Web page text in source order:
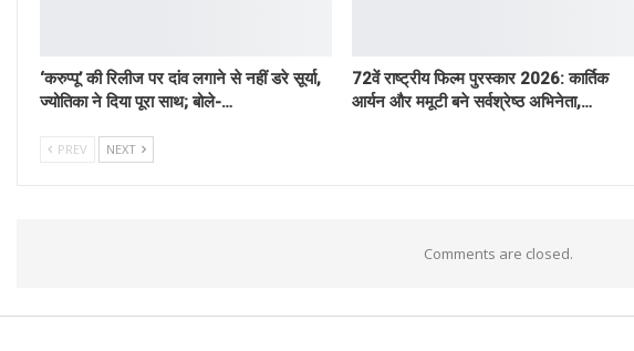
‘करुप्पू’ की रिलीज पर दांव लगाने से नहीं डरे सूर्या,
ज्योतिका ने दिया पूरा साथ; बोले-…
72वें राष्ट्रीय फिल्म पुरस्कार 2026: कार्तिक
आर्यन और ममूटी बने सर्वश्रेष्ठ अभिनेता,…
PREV NEXT
Comments are closed.